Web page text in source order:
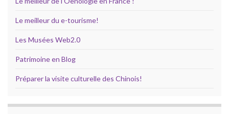
Le meilleur du e-tourisme!
Les Musées Web2.0
Patrimoine en Blog
Préparer la visite culturelle des Chinois!